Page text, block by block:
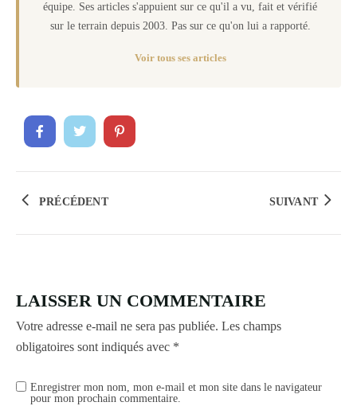
équipe. Ses articles s'appuient sur ce qu'il a vu, fait et vérifié
sur le terrain depuis 2003. Pas sur ce qu'on lui a rapporté.
Voir tous ses articles
PRÉCÉDENT SUIVANT
LAISSER UN COMMENTAIRE
Votre adresse e-mail ne sera pas publiée. Les champs
obligatoires sont indiqués avec *
Enregistrer mon nom, mon e-mail et mon site dans le navigateur
pour mon prochain commentaire.